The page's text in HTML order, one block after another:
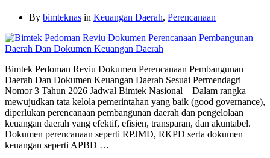
By bimteknas in Keuangan Daerah, Perencanaan
Bimtek Pedoman Reviu Dokumen Perencanaan Pembangunan
Daerah Dan Dokumen Keuangan Daerah Sesuai Permendagri
Nomor 3 Tahun 2026 Jadwal Bimtek Nasional – Dalam rangka
mewujudkan tata kelola pemerintahan yang baik (good governance),
diperlukan perencanaan pembangunan daerah dan pengelolaan
keuangan daerah yang efektif, efisien, transparan, dan akuntabel.
Dokumen perencanaan seperti RPJMD, RKPD serta dokumen
keuangan seperti APBD …